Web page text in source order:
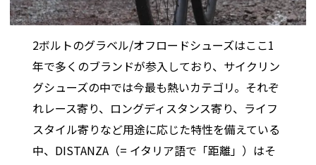
2ボルトのグラベル/オフロードシューズはここ1
年で多くのブランドが参入しており、サイクリン
グシューズの中では今最も熱いカテゴリ。それぞ
れレース寄り、ロングディスタンス寄り、ライフ
スタイル寄りなど用途に応じた特性を備えている
中、DISTANZA（= イタリア語で「距離」）はそ